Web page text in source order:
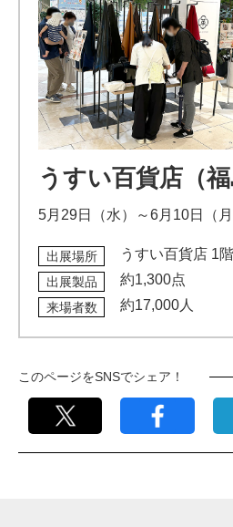
うすい百貨店（福
5月29日（水）～6月10日（月
出展場所 うすい百貨店 1
出展製品 約1,300点
来場者数 約17,000人
このページをSNSでシェア！